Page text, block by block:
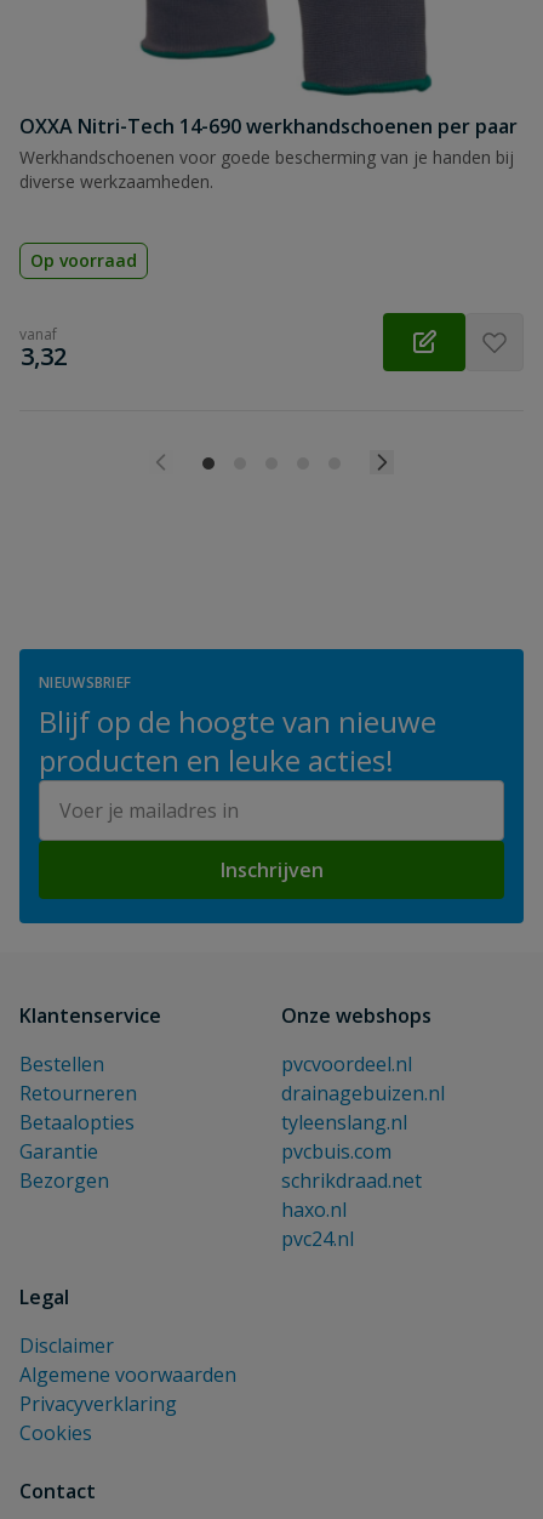
OXXA Nitri-Tech 14-690 werkhandschoenen per paar
Werkhandschoenen voor goede bescherming van je handen bij
diverse werkzaamheden.
Op voorraad
vanaf
€
3,32
NIEUWSBRIEF
Blijf op de hoogte van nieuwe
producten en leuke acties!
Inschrijven
Klantenservice
Bestellen
Retourneren
Betaalopties
Garantie
Bezorgen
Onze webshops
pvcvoordeel.nl
drainagebuizen.nl
tyleenslang.nl
pvcbuis.com
schrikdraad.net
haxo.nl
pvc24.nl
Legal
Disclaimer
Algemene voorwaarden
Privacyverklaring
Cookies
Contact